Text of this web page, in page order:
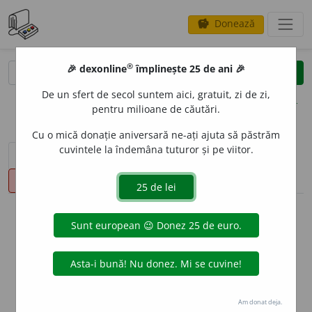
savings Donează
clear
opțiuni
sinteza definițiilor (1) definiții (4)
declinări
info
Aceste definiții sunt compilate de
echipa dexonline. Definițiile
originale se află pe filadefiniții.
Puteți reordona filele pe pagina de
🎉 dexonline® împlinește 25 de ani 🎉
De un sfert de secol suntem aici, gratuit, zi de zi,
pentru milioane de căutări.
Cu o mică donație aniversară ne-ați ajuta să păstrăm
cuvintele la îndemâna tuturor și pe viitor.
Am donat deja.